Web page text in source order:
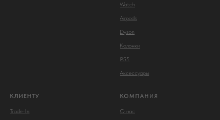
Watch
Airpods
Dyson
Колонки
PS5
Аксессуары
КЛИЕНТУ
Trade-In
КОМПАНИЯ
О нас